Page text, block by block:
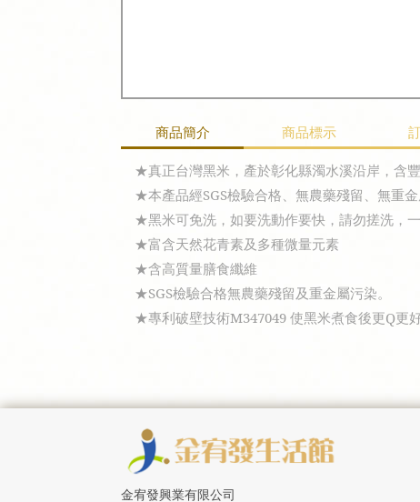
商品簡介 商品標示
★真正台灣黑米，產於彰化縣濁水溪沿岸，含
★本產品經SGS檢驗合格、無農藥殘留、無重金
★黑米可免洗，如要洗動作要快，請勿搓洗，
★富含天然花青素及多種微量元素
★含高質量膳食纖維
★SGS檢驗合格無農藥殘留及重金屬污染。
★專利破壁技術M347049 使黑米煮食後更Q更
金宥發興業有限公司